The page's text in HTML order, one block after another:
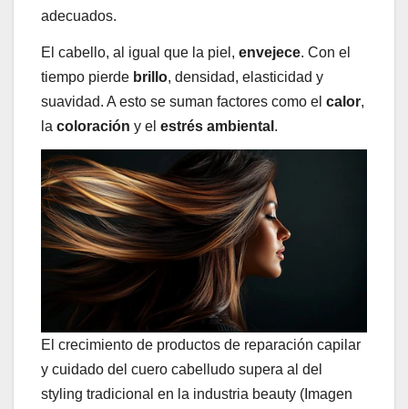
adecuados.
El cabello, al igual que la piel, envejece. Con el
tiempo pierde brillo, densidad, elasticidad y
suavidad. A esto se suman factores como el calor,
la coloración y el estrés ambiental .
El crecimiento de productos de reparación capilar
y cuidado del cuero cabelludo supera al del
styling tradicional en la industria beauty (Imagen